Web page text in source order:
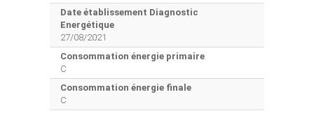
Date établissement Diagnostic
Energétique
27/08/2021
Consommation énergie primaire
C
Consommation énergie finale
C